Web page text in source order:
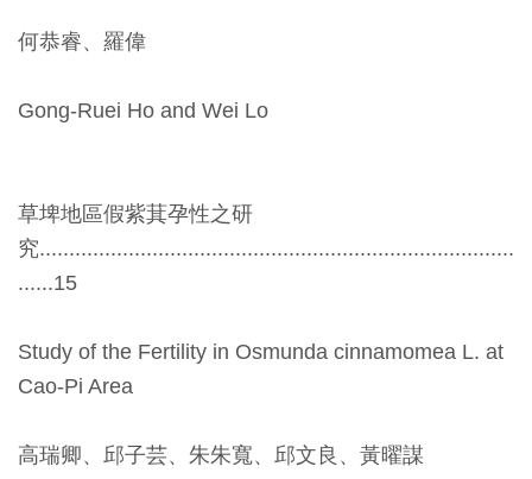
藏
便
民
務
府
何恭睿、羅偉
Gong-Ruei Ho and Wei Lo
草埤地區假紫萁孕性之研
究................................................................................
......15
Study of the Fertility in Osmunda cinnamomea L. at
Cao-Pi Area
高瑞卿、邱子芸、朱朱寬、邱文良、黃曜謀